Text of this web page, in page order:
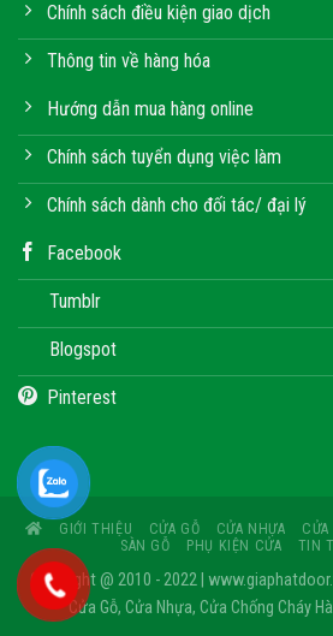
Chính sách điều kiện giao dịch
Thông tin về hàng hóa
Hướng dẫn mua hàng online
Chính sách tuyển dụng việc làm
Chính sách dành cho đối tác/ đại lý
Facebook
Tumblr
Blogspot
Pinterest
GIỚI THIỆU CỬA GỖ CỬA NHỰA
SÀN GỖ
PHỤ KIỆN CỬA TIN
Copyright @ 2010 - 2022 |
Cửa Gỗ, Cửa Nhựa, Cửa Chống Cháy